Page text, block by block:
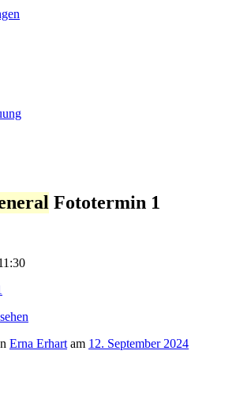
Bad Blumau
Fototermin 1
Erna Erhart am 12. September 2024